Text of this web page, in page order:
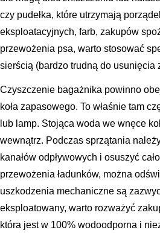
czy pudełka, które utrzymają
eksploatacyjnych, farb, zakupów
przewożenia psa, warto stosować
sierścią (bardzo trudną do usunięcia
Czyszczenie bagażnika powinno
koła zapasowego. To właśnie tam
lub lamp. Stojąca woda we wnęce
wewnątrz. Podczas sprzątania
kanałów odpływowych i osuszyć
przewożenia ładunków, można
uszkodzenia mechaniczne są
eksploatowany, warto rozważyć
która jest w 100% wodoodporna i